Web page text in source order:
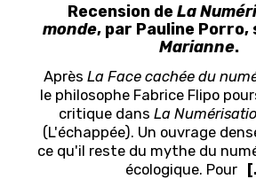
Recension deLa
monde, par Pauline Porro,
Marianne.
Après La Face cachée du
le philosophe Fabrice Flipo
critique dans La
(L'échappée). Un ouvrage
ce qu'il reste du mythe du
écologique. Pour